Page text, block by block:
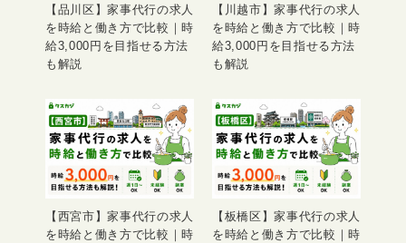
【品川区】家事代行の求人
を時給と働き方で比較｜時
給3,000円を目指せる方法
も解説
【川越市】家事代行の求人
を時給と働き方で比較｜時
給3,000円を目指せる方法
も解説
【西宮市】家事代行の求人
を時給と働き方で比較｜時
【板橋区】家事代行の求人
を時給と働き方で比較｜時